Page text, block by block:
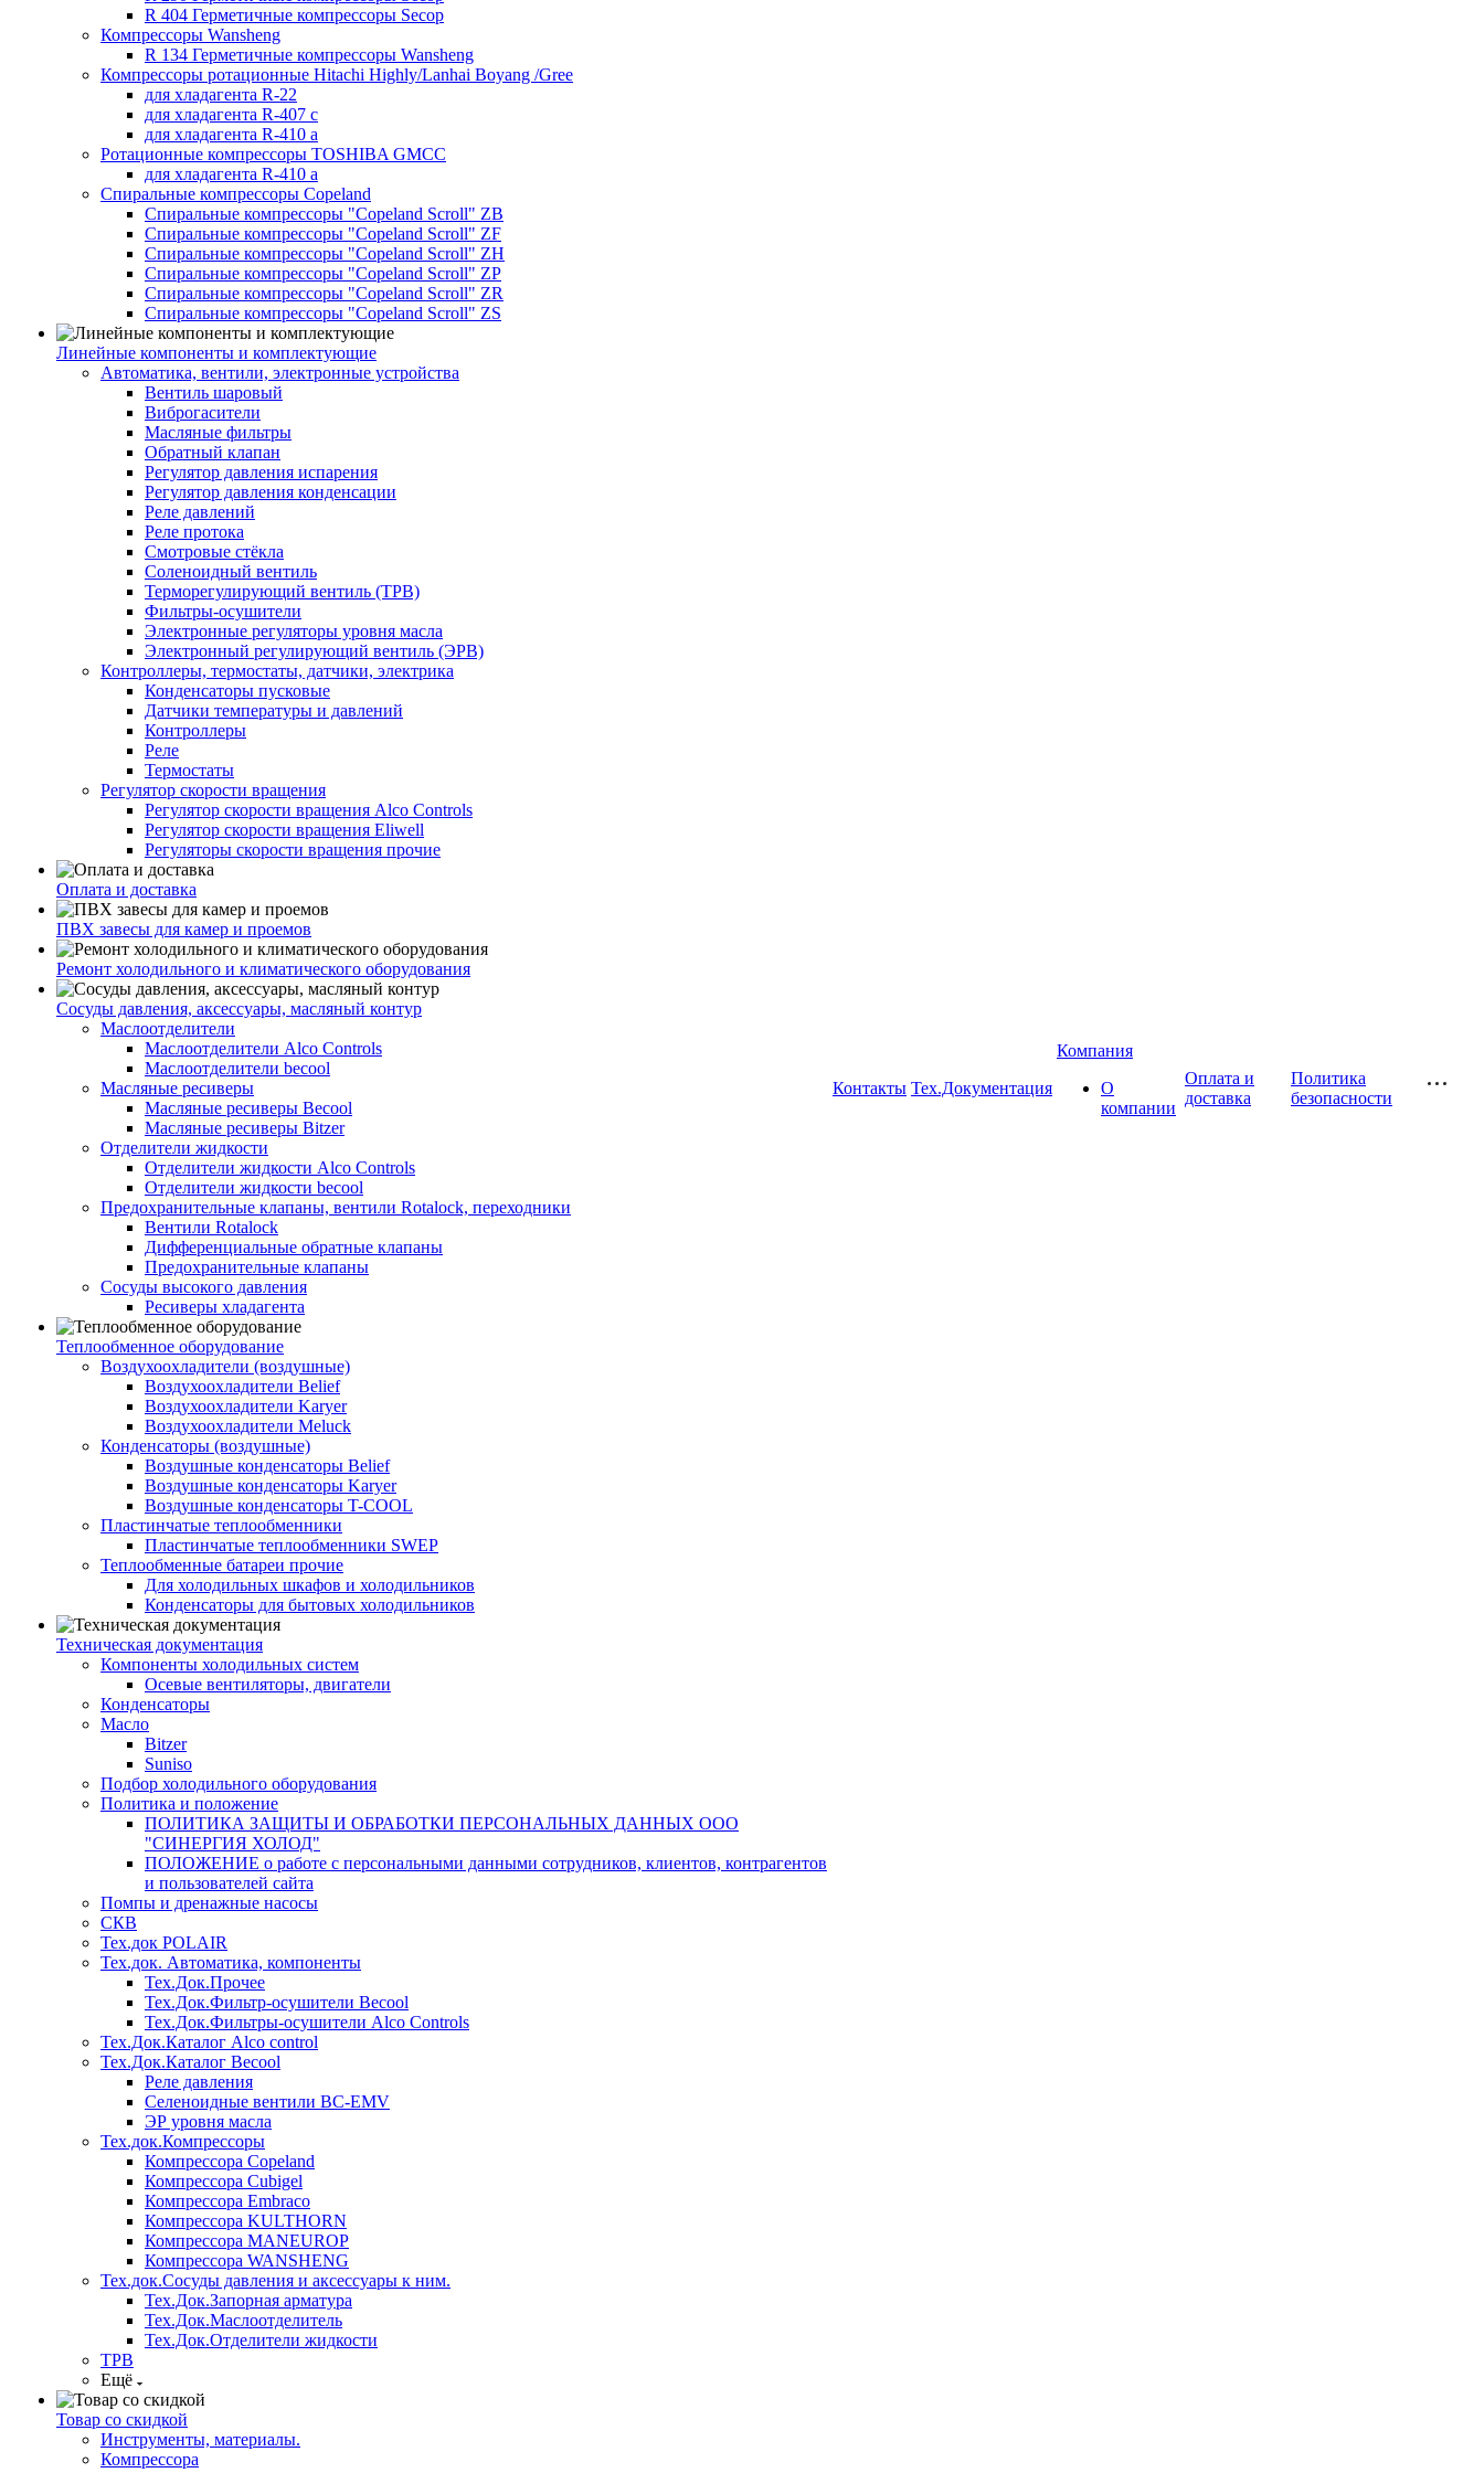
R 404 Герметичные компрессоры Secop
Компрессоры Wansheng
R 134 Герметичные компрессоры Wansheng
Компрессоры ротационные Hitachi Highly/Lanhai Boyang /Gree
для хладагента R-22
для хладагента R-407 с
для хладагента R-410 а
Ротационные компрессоры TOSHIBA GMCC
для хладагента R-410 а
Спиральные компрессоры Copeland
Спиральные компрессоры "Copeland Scroll" ZB
Спиральные компрессоры "Copeland Scroll" ZF
Спиральные компрессоры "Copeland Scroll" ZH
Спиральные компрессоры "Copeland Scroll" ZP
Спиральные компрессоры "Copeland Scroll" ZR
Спиральные компрессоры "Copeland Scroll" ZS
Линейные компоненты и комплектующие
Автоматика, вентили, электронные устройства
Вентиль шаровый
Виброгасители
Масляные фильтры
Обратный клапан
Регулятор давления испарения
Регулятор давления конденсации
Реле давлений
Реле протока
Смотровые стёкла
Соленоидный вентиль
Терморегулирующий вентиль (ТРВ)
Фильтры-осушители
Электронные регуляторы уровня масла
Электронный регулирующий вентиль (ЭРВ)
Контроллеры, термостаты, датчики, электрика
Конденсаторы пусковые
Датчики температуры и давлений
Контроллеры
Реле
Термостаты
Регулятор скорости вращения
Регулятор скорости вращения Alco Controls
Регулятор скорости вращения Eliwell
Регуляторы скорости вращения прочие
Оплата и доставка
ПВХ завесы для камер и проемов
Ремонт холодильного и климатического оборудования
Сосуды давления, аксессуары, масляный контур
Маслоотделители
Маслоотделители Alco Controls
Маслоотделители becool
Масляные ресиверы
Масляные ресиверы Becool
Масляные ресиверы Bitzer
Отделители жидкости
Отделители жидкости Alco Controls
Отделители жидкости becool
Предохранительные клапаны, вентили Rotalock, переходники
Вентили Rotalock
Дифференциальные обратные клапаны
Предохранительные клапаны
Сосуды высокого давления
Ресиверы хладагента
Теплообменное оборудование
Воздухоохладители (воздушные)
Воздухоохладители Belief
Воздухоохладители Karyer
Воздухоохладители Meluck
Конденсаторы (воздушные)
Воздушные конденсаторы Belief
Воздушные конденсаторы Karyer
Воздушные конденсаторы T-COOL
Пластинчатые теплообменники
Пластинчатые теплообменники SWEP
Теплообменные батареи прочие
Для холодильных шкафов и холодильников
Конденсаторы для бытовых холодильников
Техническая документация
Компоненты холодильных систем
Осевые вентиляторы, двигатели
Конденсаторы
Масло
Bitzer
Suniso
Подбор холодильного оборудования
Политика и положение
ПОЛИТИКА ЗАЩИТЫ И ОБРАБОТКИ ПЕРСОНАЛЬНЫХ ДАННЫХ ООО
"СИНЕРГИЯ ХОЛОД"
ПОЛОЖЕНИЕ о работе с персональными данными сотрудников, клиентов, контрагентов
и пользователей сайта
Помпы и дренажные насосы
СКВ
Тех.док POLAIR
Тех.док. Автоматика, компоненты
Тех.Док.Прочее
Тех.Док.Фильтр-осушители Becool
Тех.Док.Фильтры-осушители Alco Controls
Тех.Док.Каталог Alco control
Тех.Док.Каталог Becool
Реле давления
Селеноидные вентили BC-EMV
ЭР уровня масла
Тех.док.Компрессоры
Компрессора Copeland
Компрессора Cubigel
Компрессора Embraco
Компрессора KULTHORN
Компрессора MANEUROP
Компрессора WANSHENG
Тех.док.Сосуды давления и аксессуары к ним.
Тех.Док.Запорная арматура
Тех.Док.Маслоотделитель
Тех.Док.Отделители жидкости
ТРВ
Ещё
Товар со скидкой
Инструменты, материалы.
Компрессора
Контакты Тех.Документация
Компания
О
компании
Оплата и
доставка
Политика
безопасности